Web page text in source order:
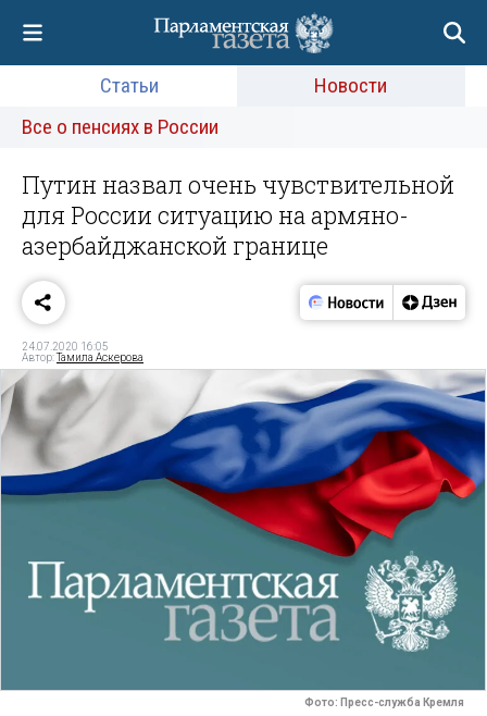
Статьи
Новости
Все о пенсиях в России
Путин назвал очень чувствительной
для России ситуацию на армяно-
азербайджанской границе
24.07.2020 16:05
Автор:Тамила Аскерова
Фото: Пресс-служба Кремля